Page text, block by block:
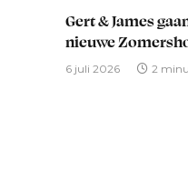
Gert & James
nieuwe
6 juli 2026 2